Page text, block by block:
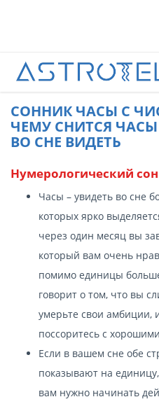
CОННИК ЧАСЫ С
ЧЕМУ СНИТСЯ
ВО СНЕ ВИДЕТЬ
Нумерологический
Часы – увидеть во сне
которых ярко
через один месяц вы
который вам очень
помимо единицы
говорит о том, что вы
умерьте свои амбиции,
поссоритесь с
Если в вашем сне обе
показывают на
вам нужно начинать